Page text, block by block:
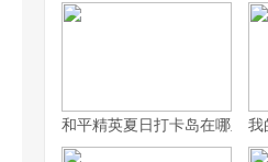
和平精英夏日打卡岛在哪里：我